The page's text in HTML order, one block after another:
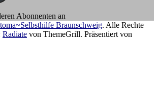
Abonnenten an
Braunschweig. Alle Rechte
Radiate von ThemeGrill. Präsentiert von